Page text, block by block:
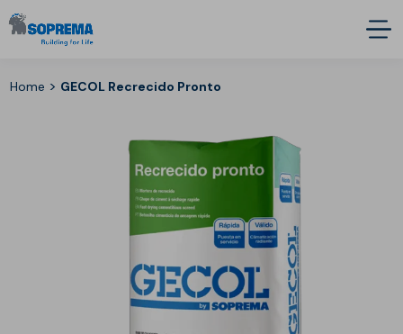
Home > GECOL Recrecido Pronto